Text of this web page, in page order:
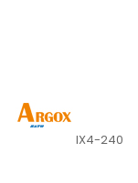
IX4-240